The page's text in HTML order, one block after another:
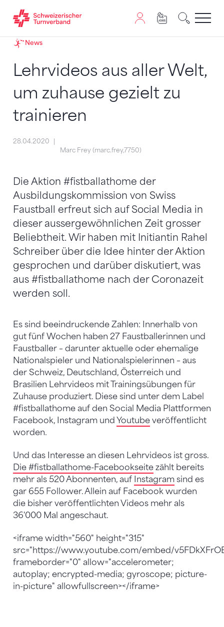
Zum Inhalt springen
Zur Sitemap navigieren
Zum Navigieren dieser Seite wird JavaScript benötigt.
News
Lehrvideos aus aller Welt,
um zuhause gezielt zu
trainieren
28.04.2020
Marc Frey (marc.frey,7750)
Die Aktion #fistballathome der
Ausbildungskommission von Swiss
Faustball erfreut sich auf Social Media in
dieser aussergewöhnlichen Zeit grosser
Beliebtheit. Wir haben mit Initiantin Rahel
Schreiber über die Idee hinter der Aktion
gesprochen und darüber diskutiert, was
aus #fistballathome nach der Coronazeit
werden soll.
Es sind beeindruckende Zahlen: Innerhalb von
gut fünf Wochen haben 27 Faustballerinnen und
Faustballer – darunter aktuelle oder ehemalige
Nationalspieler und Nationalspielerinnen – aus
der Schweiz, Deutschland, Österreich und
Brasilien Lehrvideos mit Trainingsübungen für
Zuhause produziert. Diese sind unter dem Label
#fistballathome auf den Social Media Plattformen
Facebook, Instagram und Youtube veröffentlicht
worden.
Und das Interesse an diesen Lehrvideos ist gross.
Die #fistballathome-Facebookseite zählt bereits
mehr als 520 Abonnenten, auf Instagram sind es
gar 655 Follower. Allein auf Facebook wurden
die bisher veröffentlichten Videos mehr als
36'000 Mal angeschaut.
<iframe width="560" height="315"
src="https://www.youtube.com/embed/
frameborder="0" allow="accelerometer;
autoplay; encrypted-media; gyroscope; picture-
in-picture" allowfullscreen></iframe>